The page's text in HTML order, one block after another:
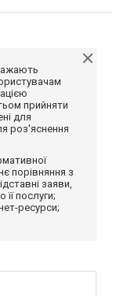
прийняти
для
роз'яснення
порівняння з
заяви,
послуги;
ресурси;